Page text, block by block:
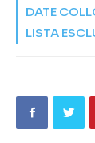
DATE
LISTA